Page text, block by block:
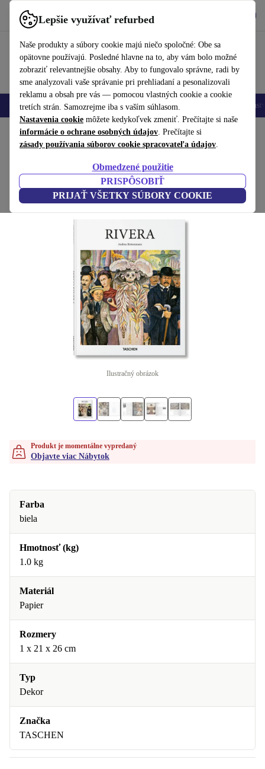
Lepšie využívať refurbed
Naše produkty a súbory cookie majú niečo spoločné: Obe sa
opätovne používajú. Posledné hlavne na to, aby vám bolo možné
zobraziť relevantnejšie obsahy. Aby to fungovalo správne, radi by
sme analyzovali vaše správanie pri prehliadaní a pesonalizovali
reklamu a obsah pre vás — pomocou vlastných cookie a cookie
tretích strán. Samozrejme iba s vaším súhlasom.
Nastavenia cookie môžete kedykoľvek zmeniť. Prečítajte si naše
informácie o ochrane osobných údajov. Prečítajte si
zásady používania súborov cookie spracovateľa údajov.
Obmedzené použitie
PRISPÔSOBIŤ
PRIJAŤ VŠETKY SÚBORY COOKIE
používať refurbed rýchlo a jednoducho
Mobilné telefóny Laptopy Tablety Inteligentné hodinky
Domov Produkty Domácnosť Nábytok
biela
(Zbieranie recenzií)
Ilustračný obrázok
Produkt je momentálne vypredaný
Objavte viac Nábytok
Farba
biela
Hmotnosť (kg)
1.0 kg
Materiál
Papier
Rozmery
1 x 21 x 26 cm
Typ
Dekor
Značka
TASCHEN